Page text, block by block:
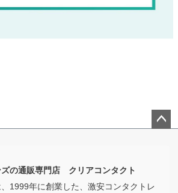
の通販専門店 クリアコンタクト
1999年に創業した、激安コンタクトレ